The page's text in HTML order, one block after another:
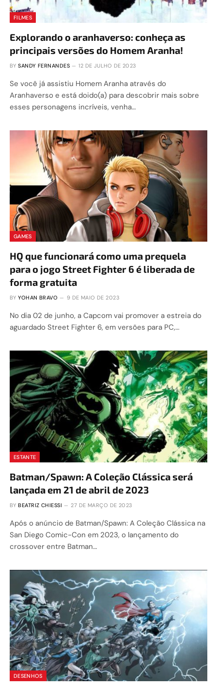
FILMES
Explorando o aranhaverso: conheça as
principais versões do Homem Aranha!
BY SANDY FERNANDES 12 DE JULHO DE 2023
Se você já assistiu Homem Aranha através do
Aranhaverso e está doido(a) para descobrir mais sobre
esses personagens incríveis, venha…
GAMES
HQ que funcionará como uma prequela
para o jogo Street Fighter 6 é liberada de
forma gratuita
BY YOHAN BRAVO 9 DE MAIO DE 2023
No dia 02 de junho, a Capcom vai promover a estreia do
aguardado Street Fighter 6, em versões para PC,…
ESTANTE
Batman/Spawn: A Coleção Clássica será
lançada em 21 de abril de 2023
BY BEATRIZ CHIESSI 27 DE MARÇO DE 2023
Após o anúncio de Batman/Spawn: A Coleção Clássica na
San Diego Comic-Con em 2023, o lançamento do
crossover entre Batman…
DESENHOS